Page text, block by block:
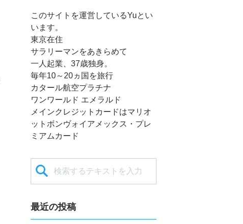
このサイトを運営しているYuとい
います。
東京在住
サラリーマンをあきらめて
一人起業、37歳独身。
毎年10～20ヵ国を旅行
カタール航空プラチナ
ワンワールド エメラルド
メインクレジットカードはマリオ
ットボンヴォイアメックス・プレ
ミアムカード
最近の投稿